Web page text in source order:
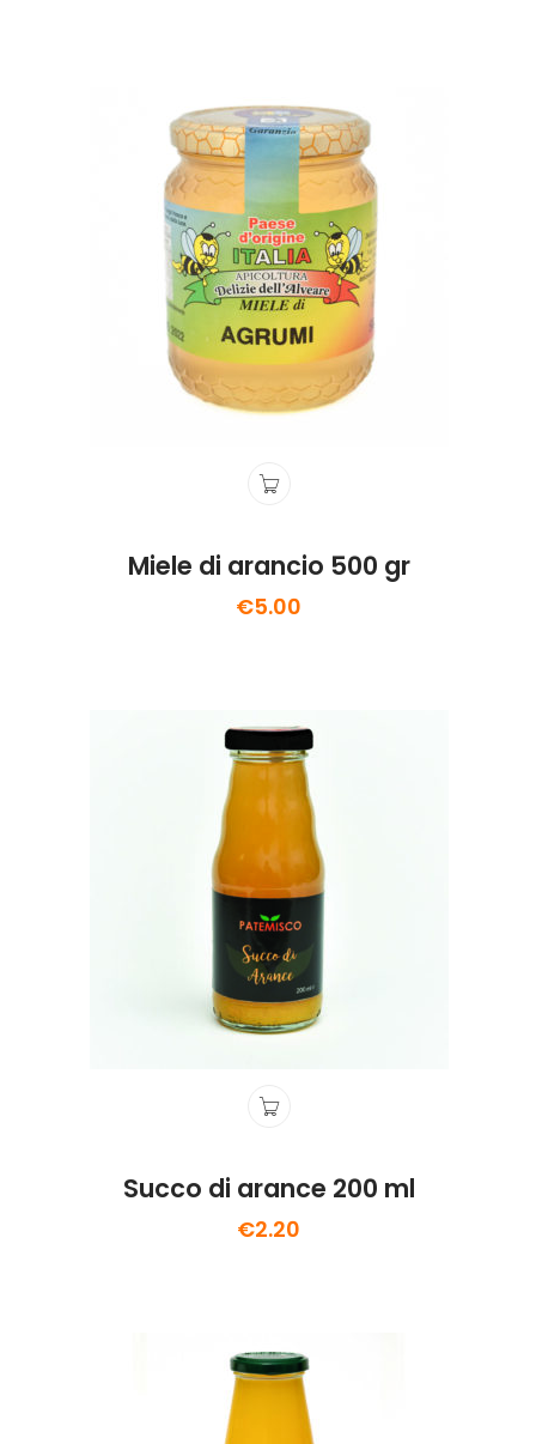
Miele di arancio 500 gr
€5.00
Succo di arance 200 ml
€2.20